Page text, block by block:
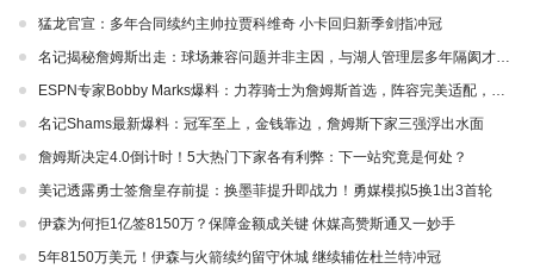
猛龙官宣：多年合同续约主帅拉贾科维奇 小卡回归新季剑指冲冠
名记揭秘詹姆斯出走：球场兼容问题并非主因，与湖人管理层多年隔阂才是真正导火索
ESPN专家Bobby Marks爆料：力荐骑士为詹姆斯首选，阵容完美适配，家乡情怀加分
名记Shams最新爆料：冠军至上，金钱靠边，詹姆斯下家三强浮出水面
詹姆斯决定4.0倒计时！5大热门下家各有利弊：下一站究竟是何处？
美记透露勇士签詹皇存前提：换墨菲提升即战力！勇媒模拟5换1出3首轮
伊森为何拒1亿签8150万？保障金额成关键 休媒高赞斯通又一妙手
5年8150万美元！伊森与火箭续约留守休城 继续辅佐杜兰特冲冠